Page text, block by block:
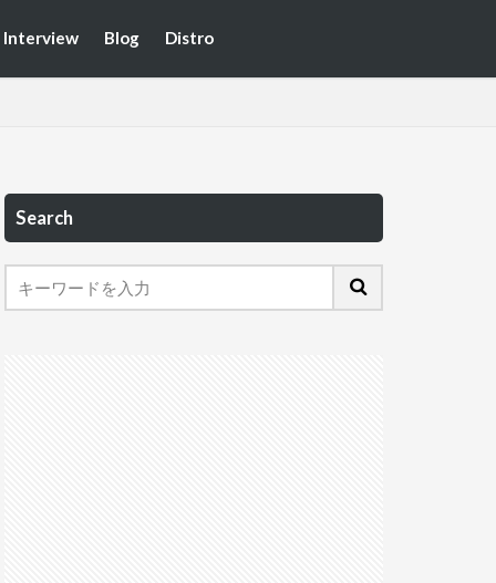
Interview Blog Distro
Search